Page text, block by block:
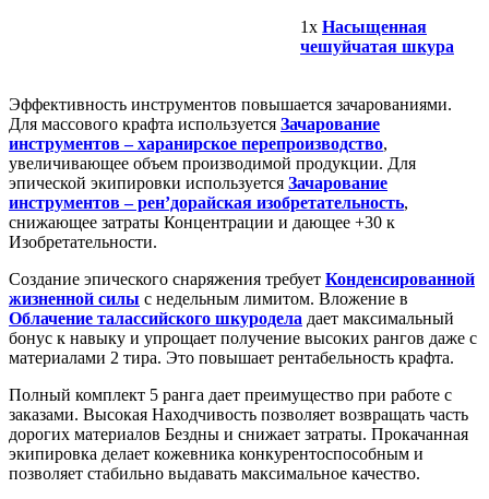
1x Насыщенная
чешуйчатая шкура
Эффективность инструментов повышается зачарованиями.
Для массового крафта используется Зачарование
инструментов – харанирское перепроизводство,
увеличивающее объем производимой продукции. Для
эпической экипировки используется Зачарование
инструментов – рен’дорайская изобретательность,
снижающее затраты Концентрации и дающее +30 к
Изобретательности.
Создание эпического снаряжения требует Конденсированной
жизненной силы с недельным лимитом. Вложение в
Облачение талассийского шкуродела дает максимальный
бонус к навыку и упрощает получение высоких рангов даже с
материалами 2 тира. Это повышает рентабельность крафта.
Полный комплект 5 ранга дает преимущество при работе с
заказами. Высокая Находчивость позволяет возвращать часть
дорогих материалов Бездны и снижает затраты. Прокачанная
экипировка делает кожевника конкурентоспособным и
позволяет стабильно выдавать максимальное качество.